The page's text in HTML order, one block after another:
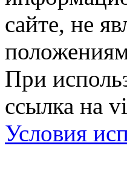
сайте, не
При
ссылка на
Условия